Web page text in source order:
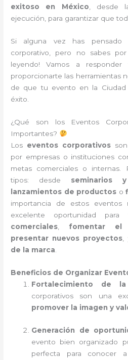
exitoso en México, desde
ejecución, para garantizar que
Si alguna vez has
corporativo, pero no sabes
leyendo! Vamos a
proporcionarte las herramientas
de que tu evento en la
éxito.
¿Qué son los Eventos
Importantes?
Los eventos corporativos
por empresas o instituciones
metas comerciales o internas.
tipos: desde seminarios
lanzamientos de productos o
importancia de estos
excelente oportunidad para
comerciales
fomentar el
presentar nuevos proyectos
de la marca
Beneficios de Organizar
Fortalecimiento de
corporativos son una
promover la imagen y
Generación de
evento bien organizado
perfecta para conocer